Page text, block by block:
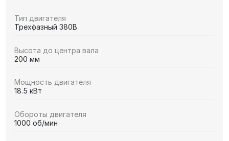
Тип двигателя
Трехфазный 380В
Высота до центра вала
200 мм
Мощность двигателя
18.5 кВт
Обороты двигателя
1000 об/мин